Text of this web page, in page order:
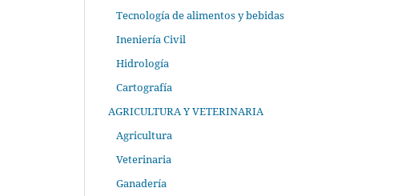
Tecnología de alimentos y bebidas
Ineniería Civil
Hidrología
Cartografía
AGRICULTURA Y VETERINARIA
Agricultura
Veterinaria
Ganadería